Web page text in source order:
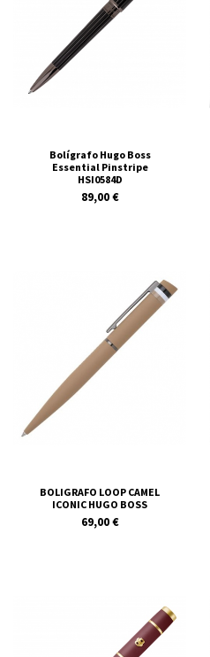
Bolígrafo Hugo Boss
Essential Pinstripe
HSI0584D
89,00 €
BOLIGRAFO LOOP CAMEL
ICONIC HUGO BOSS
69,00 €